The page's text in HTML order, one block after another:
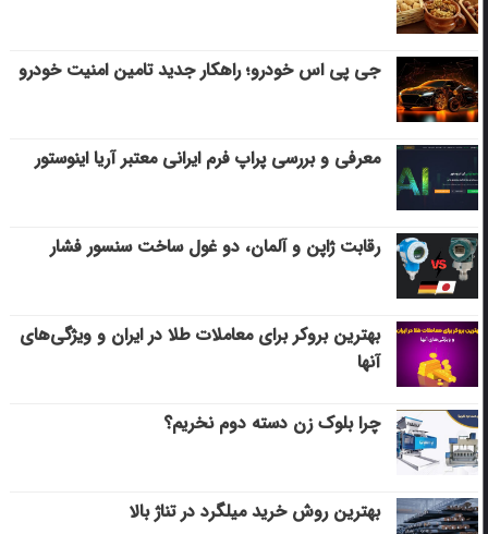
جی پی اس خودرو؛ راهکار جدید تامین امنیت خودرو
معرفی و بررسی پراپ فرم ایرانی معتبر آریا اینوستور
رقابت ژاپن و آلمان، دو غول ساخت سنسور فشار
بهترین بروکر برای معاملات طلا در ایران و ویژگی‌های
آنها
چرا بلوک زن دسته دوم نخریم؟
بهترین روش خرید میلگرد در تناژ بالا